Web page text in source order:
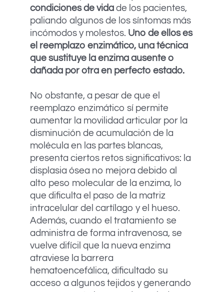
condiciones de vida de los pacientes,
paliando algunos de los síntomas más
incómodos y molestos. Uno de ellos es
el reemplazo enzimático, una técnica
que sustituye la enzima ausente o
dañada por otra en perfecto estado.
No obstante, a pesar de que el
reemplazo enzimático sí permite
aumentar la movilidad articular por la
disminución de acumulación de la
molécula en las partes blancas,
presenta ciertos retos significativos: la
displasia ósea no mejora debido al
alto peso molecular de la enzima, lo
que dificulta el paso de la matriz
intracelular del cartílago y el hueso.
Además, cuando el tratamiento se
administra de forma intravenosa, se
vuelve difícil que la nueva enzima
atraviese la barrera
hematoencefálica, dificultado su
acceso a algunos tejidos y generando